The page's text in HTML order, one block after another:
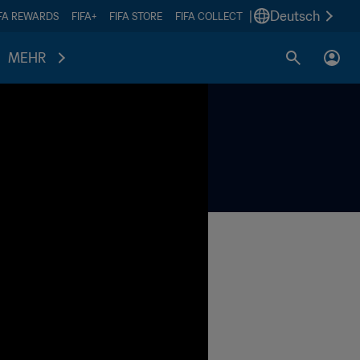
REWARDS FIFA+ FIFA STORE FIFA COLLECT Deutsch
MEHR